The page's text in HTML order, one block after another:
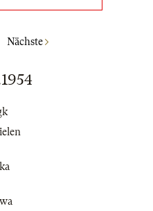
Nächste